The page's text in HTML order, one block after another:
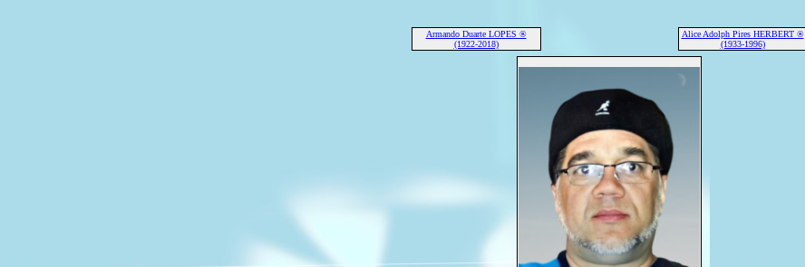
Armando Duarte LOPES ®
(1922-2018)
Alice Adolph Pires HERBERT ®
(1933-1996)